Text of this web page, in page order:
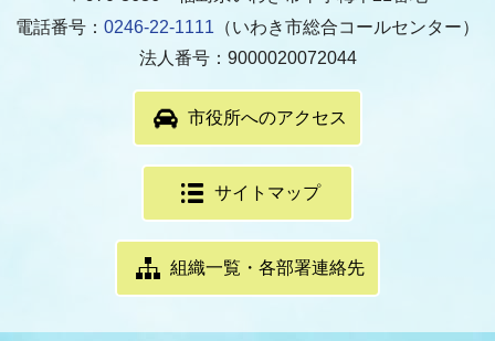
電話番号： 0246-22-1111 （いわき市総合コールセンター）
法人番号：9000020072044
市役所へのアクセス
サイトマップ
組織一覧・各部署連絡先